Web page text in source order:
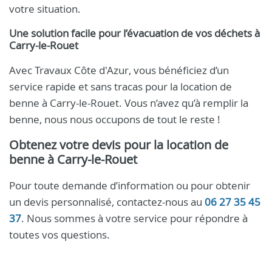
votre situation.
Une solution facile pour l’évacuation de vos déchets à
Carry-le-Rouet
Avec Travaux Côte d'Azur, vous bénéficiez d’un
service rapide et sans tracas pour la location de
benne à Carry-le-Rouet. Vous n’avez qu’à remplir la
benne, nous nous occupons de tout le reste !
Obtenez votre devis pour la location de
benne à Carry-le-Rouet
Pour toute demande d’information ou pour obtenir
un devis personnalisé, contactez-nous au 06 27 35 45
37. Nous sommes à votre service pour répondre à
toutes vos questions.